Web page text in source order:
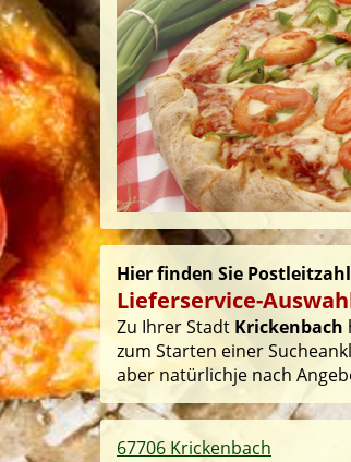
Hier finden Sie
Lieferservice-
Zu Ihrer Stadt Krickenbach
zum Starten einer
aber natürlichje nach
67706 Krickenbach